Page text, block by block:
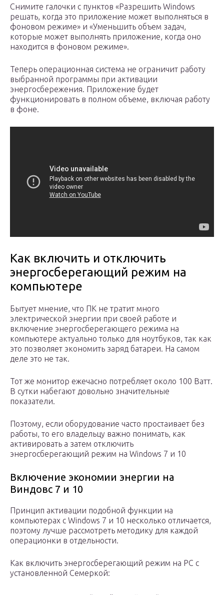
Снимите галочки с пунктов «Разрешить Windows
решать, когда это приложение может выполняться в
фоновом режиме» и «Уменьшить объем задач,
которые может выполнять приложение, когда оно
находится в фоновом режиме».
Теперь операционная система не ограничит работу
выбранной программы при активации
энергосбережения. Приложение будет
функционировать в полном объеме, включая работу
в фоне.
Как включить и отключить
энергосберегающий режим на
компьютере
Бытует мнение, что ПК не тратит много
электрической энергии при своей работе и
включение энергосберегающего режима на
компьютере актуально только для ноутбуков, так как
это позволяет экономить заряд батареи. На самом
деле это не так.
Тот же монитор ежечасно потребляет около 100 Ватт.
В сутки набегают довольно значительные
показатели.
Поэтому, если оборудование часто простаивает без
работы, то его владельцу важно понимать, как
активировать а затем отключить
энергосберегающий режим на Windows 7 и 10
Включение экономии энергии на
Виндовс 7 и 10
Принцип активации подобной функции на
компьютерах с Windows 7 и 10 несколько отличается,
поэтому лучше рассмотреть методику для каждой
операционки в отдельности.
Как включить энергосберегающий режим на PC с
установленной Семеркой: